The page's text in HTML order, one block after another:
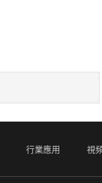
行業應用 視